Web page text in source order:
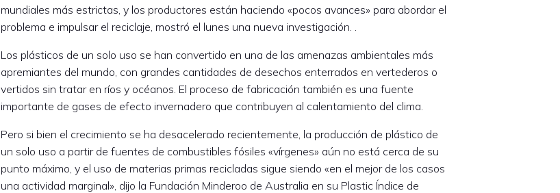
mundiales más estrictas, y los productores están haciendo «pocos avances» para abordar el
problema e impulsar el reciclaje, mostró el lunes una nueva investigación. .
Los plásticos de un solo uso se han convertido en una de las amenazas ambientales más
apremiantes del mundo, con grandes cantidades de desechos enterrados en vertederos o
vertidos sin tratar en ríos y océanos. El proceso de fabricación también es una fuente
importante de gases de efecto invernadero que contribuyen al calentamiento del clima.
Pero si bien el crecimiento se ha desacelerado recientemente, la producción de plástico de
un solo uso a partir de fuentes de combustibles fósiles «vírgenes» aún no está cerca de su
punto máximo, y el uso de materias primas recicladas sigue siendo «en el mejor de los casos
una actividad marginal», dijo la Fundación Minderoo de Australia en su Plastic Índice de